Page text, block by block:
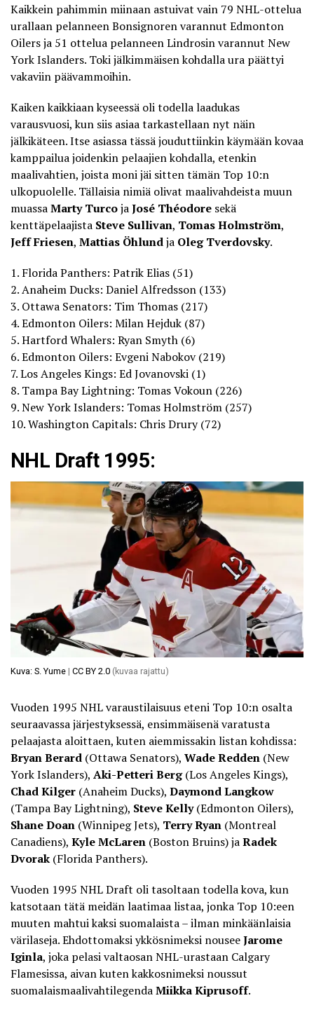
Kaikkein pahimmin miinaan astuivat vain 79 NHL-ottelua
urallaan pelanneen Bonsignoren varannut Edmonton
Oilers ja 51 ottelua pelanneen Lindrosin varannut New
York Islanders. Toki jälkimmäisen kohdalla ura päättyi
vakaviin päävammoihin.
Kaiken kaikkiaan kyseessä oli todella laadukas
varausvuosi, kun siis asiaa tarkastellaan nyt näin
jälkikäteen. Itse asiassa tässä jouduttiinkin käymään kovaa
kamppailua joidenkin pelaajien kohdalla, etenkin
maalivahtien, joista moni jäi sitten tämän Top 10:n
ulkopuolelle. Tällaisia nimiä olivat maalivahdeista muun
muassaMarty TurcojaJosé Théodore sekä
kenttäpelaajista Steve Sullivan, Tomas Holmström,
Jeff Friesen, Mattias Öhlundja Oleg Tverdovsky.
1. Florida Panthers: Patrik Elias (51)
2. Anaheim Ducks: Daniel Alfredsson (133)
3. Ottawa Senators: Tim Thomas (217)
4. Edmonton Oilers: Milan Hejduk (87)
5. Hartford Whalers: Ryan Smyth (6)
6. Edmonton Oilers: Evgeni Nabokov (219)
7. Los Angeles Kings: Ed Jovanovski (1)
8. Tampa Bay Lightning: Tomas Vokoun (226)
9. New York Islanders: Tomas Holmström (257)
10. Washington Capitals: Chris Drury (72)
NHL Draft 1995:
Kuva: S. Yume | CC BY 2.0 (kuvaa rajattu)
Vuoden 1995 NHL varaustilaisuus eteni Top 10:n osalta
seuraavassa järjestyksessä, ensimmäisenä varatusta
pelaajasta aloittaen, kuten aiemmissakin listan kohdissa:
Bryan Berard (Ottawa Senators), Wade Redden (New
York Islanders), Aki-Petteri Berg(Los Angeles Kings),
Chad Kilger (Anaheim Ducks), Daymond Langkow
(Tampa Bay Lightning), Steve Kelly(Edmonton Oilers),
Shane Doan (Winnipeg Jets), Terry Ryan (Montreal
Canadiens), Kyle McLaren (Boston Bruins) jaRadek
Dvorak (Florida Panthers).
Vuoden 1995 NHL Draft oli tasoltaan todella kova, kun
katsotaan tätä meidän laatimaa listaa, jonka Top 10:een
muuten mahtui kaksi suomalaista – ilman minkäänlaisia
värilaseja. Ehdottomaksi ykkösnimeksi nouseeJarome
Iginla, joka pelasi valtaosan NHL-urastaan Calgary
Flamesissa, aivan kuten kakkosnimeksi noussut
suomalaismaalivahtilegendaMiikka Kiprusoff.